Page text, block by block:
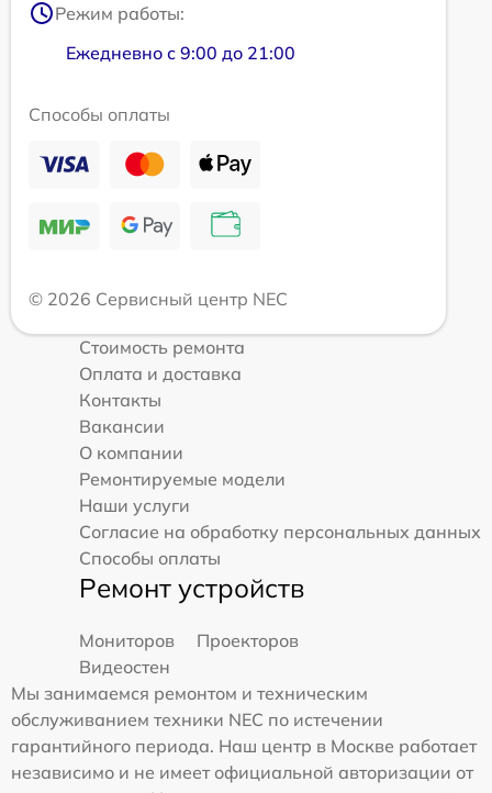
Режим работы:
Ежедневно с 9:00 до 21:00
Способы оплаты
© 2026 Сервисный центр NEC
Стоимость ремонта
Оплата и доставка
Контакты
Вакансии
О компании
Ремонтируемые модели
Наши услуги
Согласие на обработку персональных данных
Способы оплаты
Ремонт устройств
Мониторов
Проекторов
Видеостен
Мы занимаемся ремонтом и техническим
обслуживанием техники NEC по истечении
гарантийного периода. Наш центр в Москве работает
независимо и не имеет официальной авторизации от